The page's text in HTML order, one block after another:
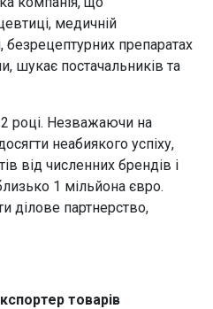
медичній
безрецептурних препаратах
шукає постачальників та
році. Незважаючи на
неабиякого успіху,
від численних брендів і
1 мільйона євро.
ділове партнерство,
товарів